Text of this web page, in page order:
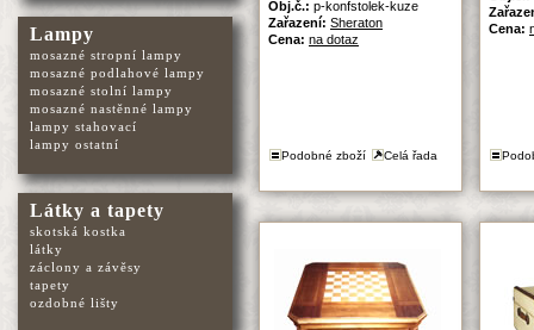
Obj.č.: p-konfstolek-kuze
Zařazení: Sheraton
Cena: na dotaz
Podobné zboží Celá řada
Cena:
Lampy
mosazné stropní lampy
mosazné podlahové lampy
mosazné stolní lampy
mosazné nastěnné lampy
lampy stahovací
lampy ostatní
Látky a tapety
skotská kostka
látky
záclony a závěsy
tapety
ozdobné lišty